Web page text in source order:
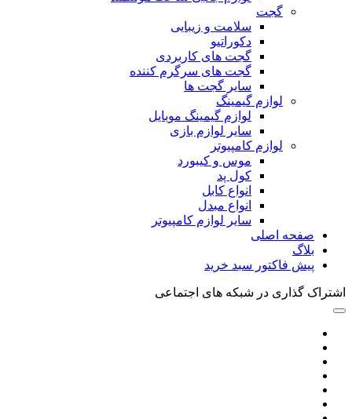
گجت
سلامت و زیبایی
دکوراتیو
گجت های کاربردی
گجت های سرگرم کننده
سایر گجت ها
لوازم گیمینگ
لوازم گیمینگ موبایل
سایر لوازم بازی
لوازم کامپیوتر
موس و کیبورد
کول پد
انواع کابل
انواع مبدل
سایر لوازم کامپیوتر
صفحه اصلی
بلاگ
پیش فاکتور سبد خرید
اشتراک گذاری در شبکه های اجتماعی